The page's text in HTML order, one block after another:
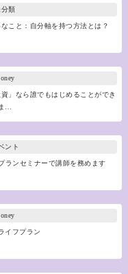
分類
こと：自分軸を持つ方法とは？
」なら誰でもはじめることができ
ま…
ント
ランセミナーで講師を務めます
イフプラン